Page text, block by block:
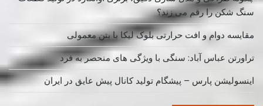
سنگ شکن را رقم می زند؟
مقایسه دوام و افت حرارتی بلوک لیکا با بتن معمولی
تراورتن عباس آباد: سنگی با ویژگی های منحصر به فرد
اینسولیشن پارس – پیشگام تولید کانال پیش عایق در ایران